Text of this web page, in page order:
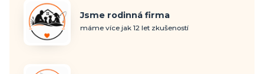
Jsme rodinná firma
máme více jak 12 let zkušeností